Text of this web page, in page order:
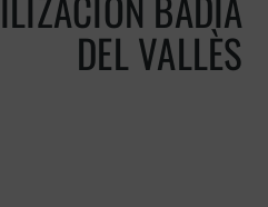
DEL VALLÈS